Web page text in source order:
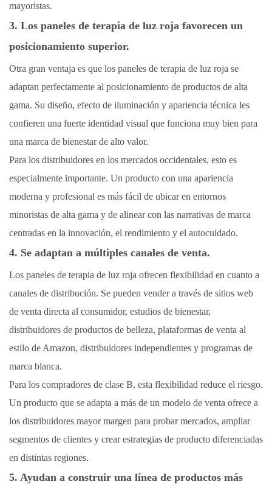
mayoristas.
3. Los paneles de terapia de luz roja favorecen un
posicionamiento superior.
Otra gran ventaja es que los paneles de terapia de luz roja se
adaptan perfectamente al posicionamiento de productos de alta
gama. Su diseño, efecto de iluminación y apariencia técnica les
confieren una fuerte identidad visual que funciona muy bien para
una marca de bienestar de alto valor.
Para los distribuidores en los mercados occidentales, esto es
especialmente importante. Un producto con una apariencia
moderna y profesional es más fácil de ubicar en entornos
minoristas de alta gama y de alinear con las narrativas de marca
centradas en la innovación, el rendimiento y el autocuidado.
4. Se adaptan a múltiples canales de venta.
Los paneles de terapia de luz roja ofrecen flexibilidad en cuanto a
canales de distribución. Se pueden vender a través de sitios web
de venta directa al consumidor, estudios de bienestar,
distribuidores de productos de belleza, plataformas de venta al
estilo de Amazon, distribuidores independientes y programas de
marca blanca.
Para los compradores de clase B, esta flexibilidad reduce el riesgo.
Un producto que se adapta a más de un modelo de venta ofrece a
los distribuidores mayor margen para probar mercados, ampliar
segmentos de clientes y crear estrategias de producto diferenciadas
en distintas regiones.
5. Ayudan a construir una línea de productos más